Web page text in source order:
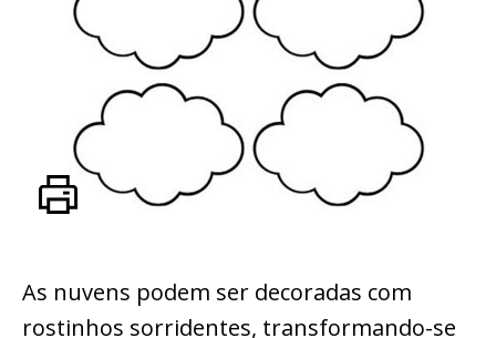
As nuvens podem ser decoradas com
rostinhos sorridentes, transformando-se